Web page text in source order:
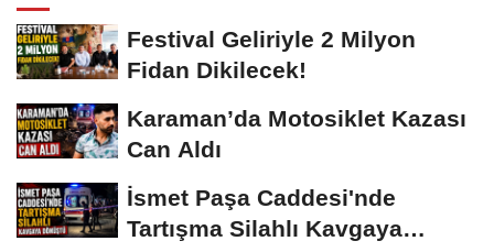
Festival Geliriyle 2 Milyon
Fidan Dikilecek!
Karaman’da Motosiklet Kazası
Can Aldı
İsmet Paşa Caddesi'nde
Tartışma Silahlı Kavgaya